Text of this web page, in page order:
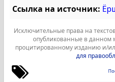
Ссылка на источник:
Исключительные права на
опубликованные в данном
процитированному изданию и/
для